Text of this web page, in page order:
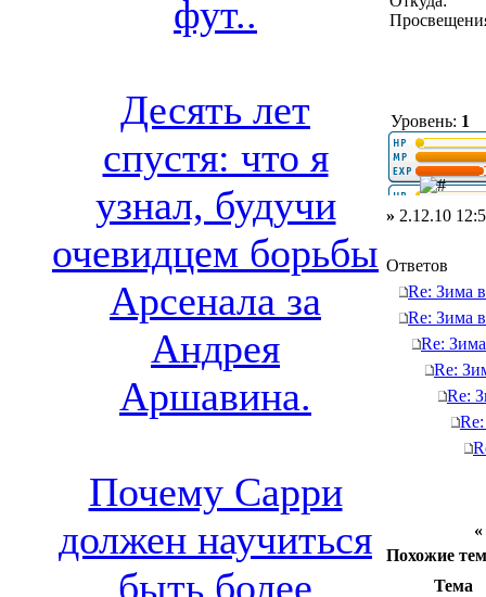
фут..
Десять лет
спустя: что я
узнал, будучи
очевидцем борьбы
Арсенала за
Андрея
Аршавина.
Почему Сарри
должен научиться
быть более
Уровень: 1
» 2.12.10
Ответов
Re: Зима
Re: Зима
Re:
Re:
Re:
Похожие
Тема